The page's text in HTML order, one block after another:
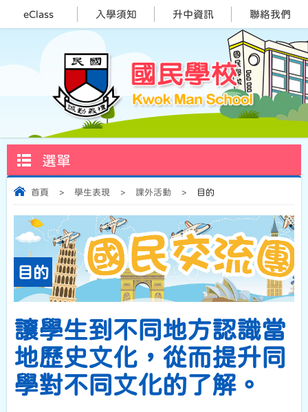
eClass 入學須知 升中資訊 聯絡我們
選單
首頁 > 學生表現 > 課外活動 > 目的
目的
讓學生到不同地方認識當
地歷史文化，從而提升同
學對不同文化的了解。